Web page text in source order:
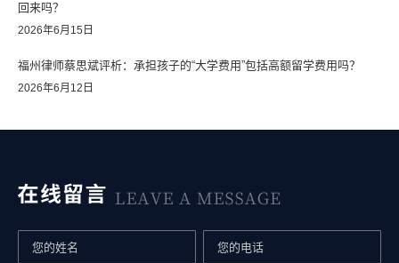
回来吗？
2026年6月15日
福州律师蔡思斌评析：承担孩子的“大学费用”包括高额留学费用吗？
2026年6月12日